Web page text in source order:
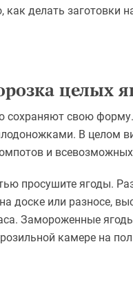
как делать заготовки
целых
сохраняют свою
В целом
и
просушите ягоды.
доске или разносе,
Замороженные
камере на